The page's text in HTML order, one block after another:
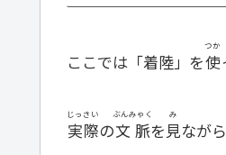
ここでは「着陸」を使
つか
実際
じっさい
の文脈
ぶんみゃく
を 見
み
ながら